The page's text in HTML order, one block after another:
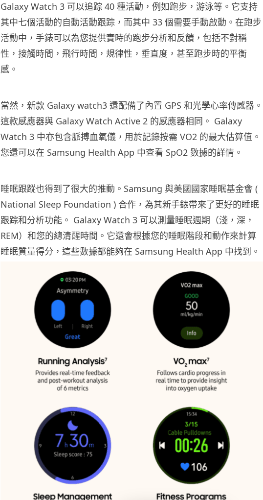
Galaxy Watch 3 可以追踪 40 種活動，例如跑步，游泳等。它支持
其中七個活動的自動活動跟踪，而其中 33 個需要手動啟動。在跑步
活動中，手錶可以為您提供實時的跑步分析和反饋，包括不對稱
性，接觸時間，飛行時間，規律性，垂直度，甚至跑步時的平衡
感。
當然，新款 Galaxy watch3 還配備了內置 GPS 和光學心率傳感器。
這款感應器與 Galaxy Watch Active 2 的感應器相同。 Galaxy
Watch 3 中亦包含脈搏血氧儀，用於記錄按需 VO2 的最大估算值。
您還可以在 Samsung Health App 中查看 SpO2 數據的詳情。
睡眠跟蹤也得到了很大的推動。Samsung 與美國國家睡眠基金會 (
National Sleep Foundation ) 合作，為其新手錶帶來了更好的睡眠
跟踪和分析功能。 Galaxy Watch 3 可以測量睡眠週期（淺，深，
REM）和您的總清醒時間。它還會根據您的睡眠階段和動作來計算
睡眠質量得分，這些數據都能夠在 Samsung Health App 中找到。